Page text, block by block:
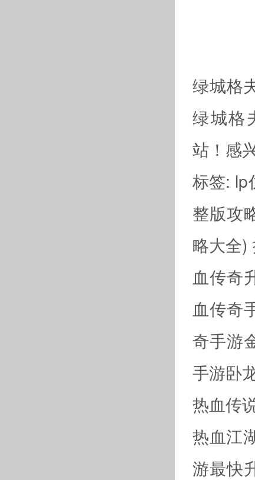
绿城格
绿城格
站！感
标签: lp
整版攻
略大全)
血传奇
血传奇
奇手游
手游卧
热血传
热血江
游最快